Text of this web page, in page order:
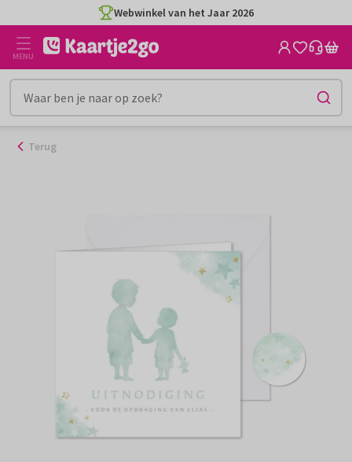
naar
inhoud
Webwinkel van het Jaar 2026
MENU
Terug